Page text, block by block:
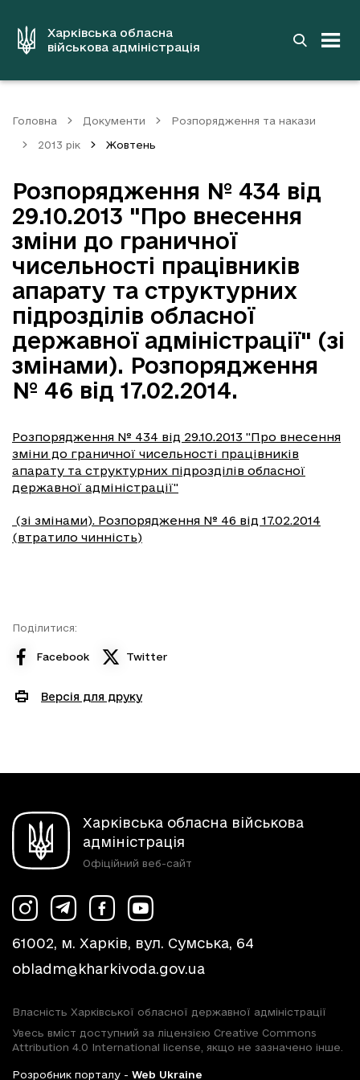
вмістуХарківська обласна
військова адміністрація
Головна Документи Розпорядження та накази
2013 рік Жовтень
Розпорядження № 434 від
29.10.2013 "Про внесення
зміни до граничної
чисельності працівників
апарату та структурних
підрозділів обласної
державної адміністрації" (зі
змінами). Розпорядження
№ 46 від 17.02.2014.
Розпорядження № 434 від 29.10.2013 "Про внесення
зміни до граничної чисельності працівників
апарату та структурних підрозділів обласної
державної адміністрації"
(зі змінами). Розпорядження № 46 від 17.02.2014
(втратило чинність)
Поділитися:
Facebook Twitter
Версія для друку
Харківська обласна військова
адміністрація
Офіційний веб-сайт
61002, м. Харків, вул. Сумська, 64
obladm@kharkivoda.gov.ua
Власність Харківської обласної державної адміністрації
Увесь вміст доступний за ліцензією Creative Commons
Attribution 4.0 International license, якщо не зазначено інше.
Розробник порталу - Web Ukraine